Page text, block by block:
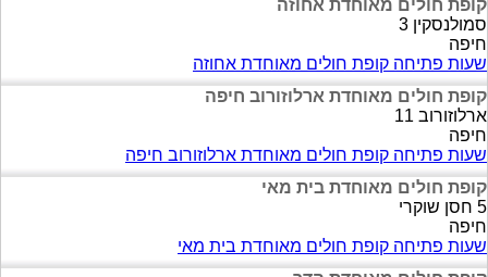
קופת חולים מאוחדת אחוזה
סמולנסקין 3
חיפה
שעות פתיחה קופת חולים מאוחדת אחוזה
קופת חולים מאוחדת ארלוזורוב חיפה
ארלוזורוב 11
חיפה
שעות פתיחה קופת חולים מאוחדת ארלוזורוב חיפה
קופת חולים מאוחדת בית מאי
5 חסן שוקרי
חיפה
שעות פתיחה קופת חולים מאוחדת בית מאי